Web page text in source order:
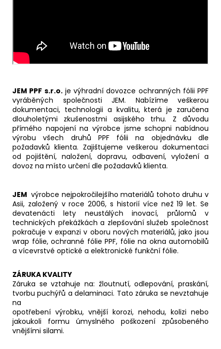
JEM PPF s.r.o.je výhradní dovozce ochranných fólii PPF
vyráběných společnosti JEM. Nabízíme veškerou
dokumentaci, technologii a kvalitu, která je zaručena
dlouholetými zkušenostmi asijského trhu. Z důvodu
přímého napojení na výrobce jsme schopni nabídnou
výrobu všech druhů PPF fólii na objednávku dle
požadavků klienta. Zajištujeme veškerou dokumentaci
od pojištění, naložení, dopravu, odbavení, vyložení a
dovoz na místo určení dle požadavků klienta.
JEM výrobce nejpokročilejšího materiálů tohoto druhu v
Asii, založený v roce 2006, s historií více než 19 let. Se
devatenácti lety neustálých inovací, průlomů v
technických překážkách a zlepšování služeb společnost
pokračuje v expanzi v oboru nových materiálů, jako jsou
wrap fólie, ochranné fólie PPF, fólie na okna automobilů
a vícevrstvé optické a elektronické funkční fólie.
ZÁRUKA KVALITY
Záruka se vztahuje na: žloutnutí, odlepování, praskání,
tvorbu puchýřů a delaminaci. Tato záruka se nevztahuje
na
opotřebení výrobku, vnější korozi, nehodu, kolizi nebo
jakoukoli formu úmyslného poškození způsobeného
vnějšími silami.